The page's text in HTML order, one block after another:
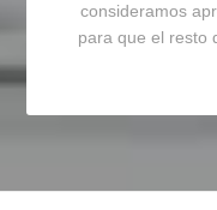
consideramos
para que el resto